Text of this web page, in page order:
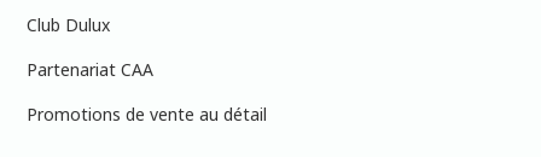
Club Dulux
Partenariat CAA
Promotions de vente au détail